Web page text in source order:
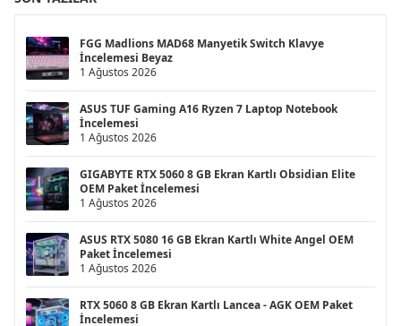
FGG Madlions MAD68 Manyetik Switch Klavye
İncelemesi Beyaz
1 Ağustos 2026
ASUS TUF Gaming A16 Ryzen 7 Laptop Notebook
İncelemesi
1 Ağustos 2026
GIGABYTE RTX 5060 8 GB Ekran Kartlı Obsidian Elite
OEM Paket İncelemesi
1 Ağustos 2026
ASUS RTX 5080 16 GB Ekran Kartlı White Angel OEM
Paket İncelemesi
1 Ağustos 2026
RTX 5060 8 GB Ekran Kartlı Lancea - AGK OEM Paket
İncelemesi